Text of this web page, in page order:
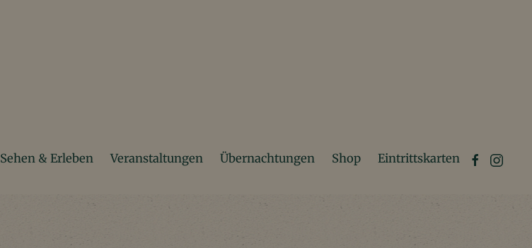
Sehen & Erleben Veranstaltungen Übernachtungen Shop Eintrittskarten